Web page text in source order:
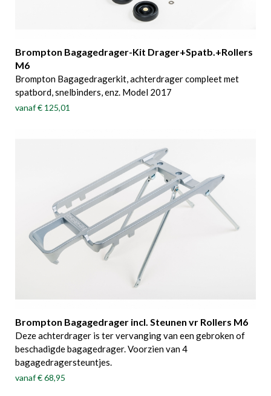
Brompton Bagagedrager-Kit Drager+Spatb.+Rollers
M6
Brompton Bagagedragerkit, achterdrager compleet met
spatbord, snelbinders, enz. Model 2017
vanaf€ 125,01
Brompton Bagagedrager incl. Steunen vr Rollers M6
Deze achterdrager is ter vervanging van een gebroken of
beschadigde bagagedrager. Voorzien van 4
bagagedragersteuntjes.
vanaf€ 68,95